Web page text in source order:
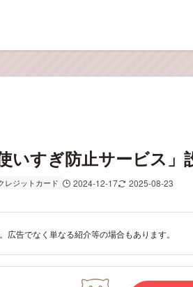
いすぎ防止サービス
レジットカード 2024-12-17 2025-08-23
広告でなく単なる紹介等の場合もあります。